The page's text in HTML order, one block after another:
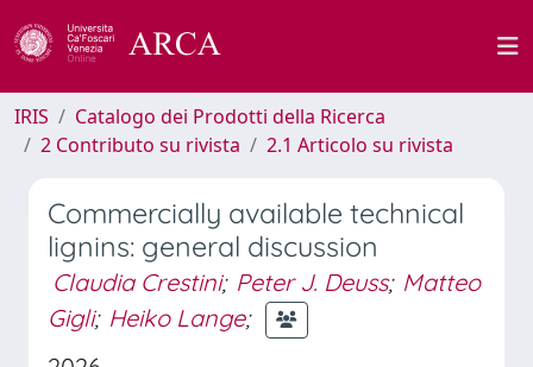
IRIS
Catalogo dei Prodotti della Ricerca
2 Contributo su rivista
2.1 Articolo su rivista
Commercially available technical
lignins: general discussion
Claudia Crestini; Peter J. Deuss; Matteo
Gigli; Heiko Lange;